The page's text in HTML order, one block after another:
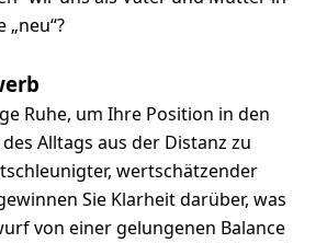
„neu“?
Ruhe, um Ihre Position in den
Alltags aus der Distanz zu
wertschätzender
Sie Klarheit darüber, was
von einer gelungenen Balance